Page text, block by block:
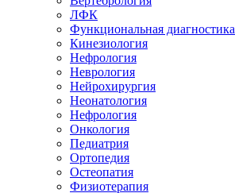
ЛФК
Функциональная диагностика
Кинезиология
Нефрология
Неврология
Нейрохирургия
Неонатология
Нефрология
Онкология
Педиатрия
Ортопедия
Остеопатия
Физиотерапия